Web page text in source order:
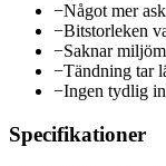
−Något mer
−Bitstorleken
−Saknar
−Tändning tar
−Ingen tydlig
Specifikationer